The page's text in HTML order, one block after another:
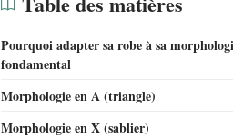
Pourquoi adapter sa robe à sa
fondamental
Morphologie en A (triangle)
Morphologie en X (sablier)